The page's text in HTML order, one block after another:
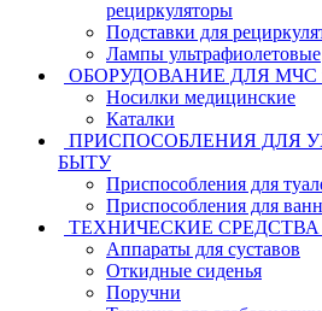
рециркуляторы
Подставки для
Лампы ультрафиолетовые
ОБОРУДОВАНИЕ ДЛЯ МЧС
Носилки медицинские
Каталки
ПРИСПОСОБЛЕНИЯ ДЛЯ
БЫТУ
Приспособления для
Приспособления для
ТЕХНИЧЕСКИЕ
Аппараты для суставов
Откидные сиденья
Поручни